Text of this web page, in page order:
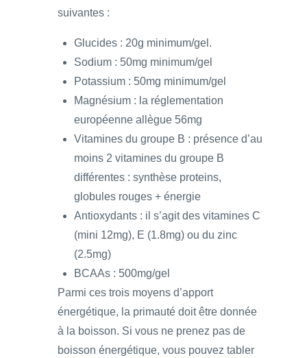
suivantes :
Glucides : 20g minimum/gel.
Sodium : 50mg minimum/gel
Potassium : 50mg minimum/gel
Magnésium : la réglementation
européenne allègue 56mg
Vitamines du groupe B : présence d’au
moins 2 vitamines du groupe B
différentes : synthèse proteins,
globules rouges + énergie
Antioxydants : il s’agit des vitamines C
(mini 12mg), E (1.8mg) ou du zinc
(2.5mg)
BCAAs : 500mg/gel
Parmi ces trois moyens d’apport
énergétique, la primauté doit être donnée
à la boisson. Si vous ne prenez pas de
boisson énergétique, vous pouvez tabler